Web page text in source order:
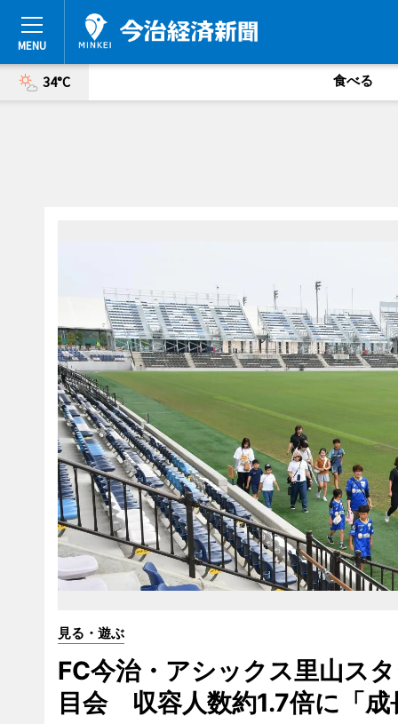
34°C 食べる
見る・遊ぶ
FC今治・アシックス里山ス
目会 収容人数約1.7倍に「成